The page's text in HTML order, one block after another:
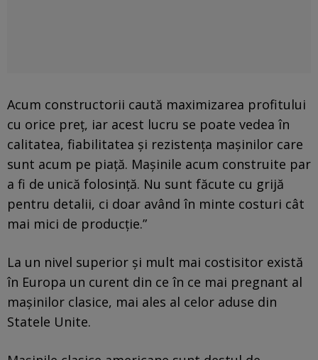
Acum constructorii caută maximizarea profitului
cu orice preţ, iar acest lucru se poate vedea în
calitatea, fiabilitatea şi rezistenţa maşinilor care
sunt acum pe piaţă. Maşinile acum construite par
a fi de unică folosinţă. Nu sunt făcute cu grijă
pentru detalii, ci doar având în minte costuri cât
mai mici de producţie.”
La un nivel superior şi mult mai costisitor există
în Europa un curent din ce în ce mai pregnant al
maşinilor clasice, mai ales al celor aduse din
Statele Unite.